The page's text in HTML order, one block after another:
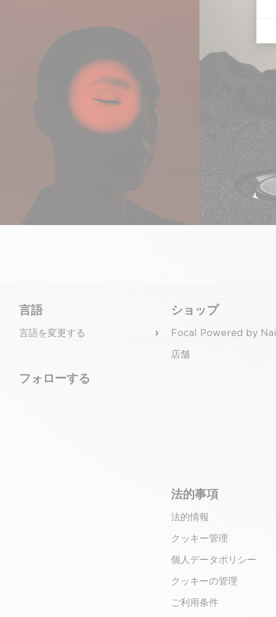
言語
言語を変更する
フォローする
ショップ
Focal Powered by
店舗
法的事項
法的情報
クッキー管理
個人データポリシー
クッキーの管理
ご利用条件